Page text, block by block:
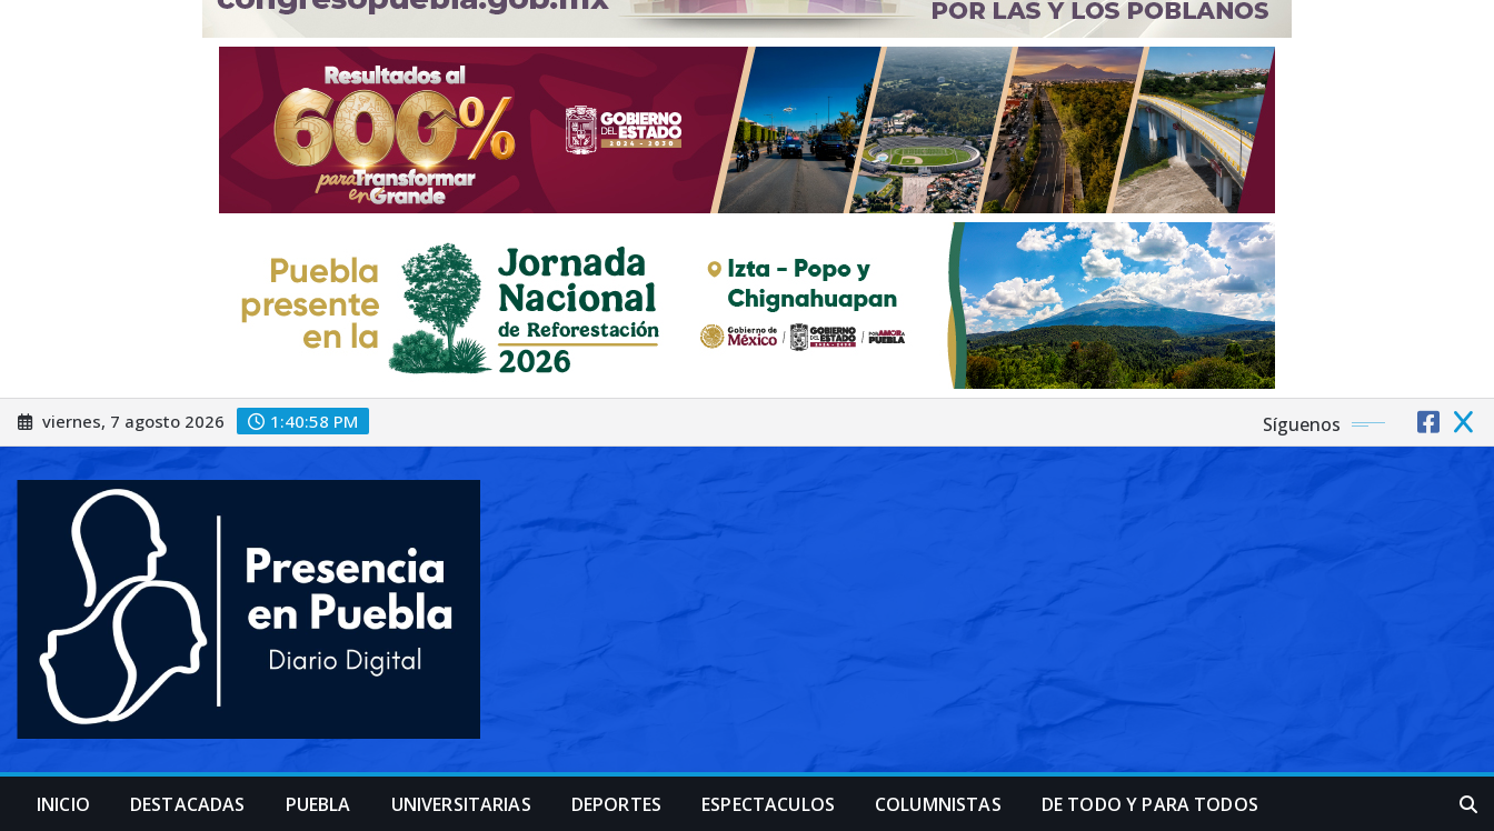
Saltar
al
viernes, 7 agosto 2026 1:41:00 PM Síguenos
INICIO DESTACADAS PUEBLA UNIVERSITARIAS DEPORTES ESPECTACULOS COLUMNISTAS DE TODO Y PARA TODOS